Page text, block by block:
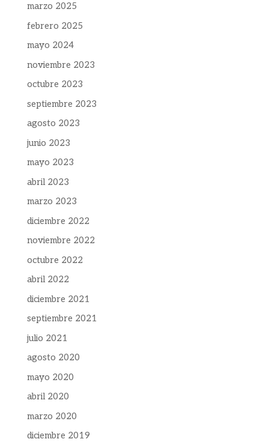
marzo 2025
febrero 2025
mayo 2024
noviembre 2023
octubre 2023
septiembre 2023
agosto 2023
junio 2023
mayo 2023
abril 2023
marzo 2023
diciembre 2022
noviembre 2022
octubre 2022
abril 2022
diciembre 2021
septiembre 2021
julio 2021
agosto 2020
mayo 2020
abril 2020
marzo 2020
diciembre 2019